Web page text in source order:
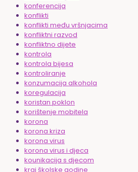
konferencija
konflikti
konflikti među vršnjacima
konfliktni razvod
konfliktno dijete
kontrola
kontrola bijesa
kontroliranje
konzumacija alkohola
koregulacija
koristan poklon
korištenje mobitela
korona
korona kriza
korona virus
korona virus i djeca
kounikacija s djecom
kraj školske godine